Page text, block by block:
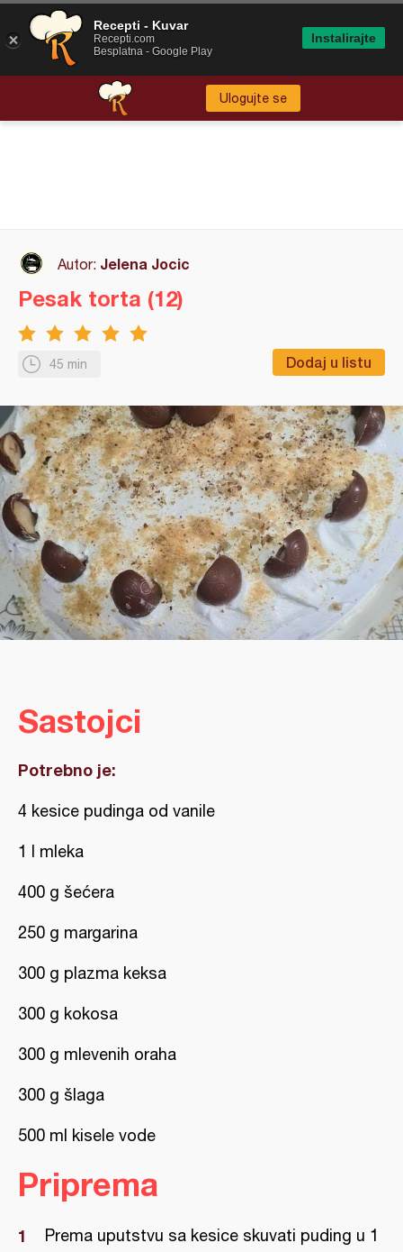
Ulogujte se
Autor: Jelena Jocic
45 min Dodaj u listu
Pesak torta (12)
Sastojci
Potrebno je:
4 kesice pudinga od vanile
1 l mleka
400 g šećera
250 g margarina
300 g plazma keksa
300 g kokosa
300 g mlevenih oraha
300 g šlaga
500 ml kisele vode
Priprema
Prema uputstvu sa kesice skuvati puding u 1
Recepti - Kuvar
Recepti.com
Besplatna - Google Play
Instalirajte